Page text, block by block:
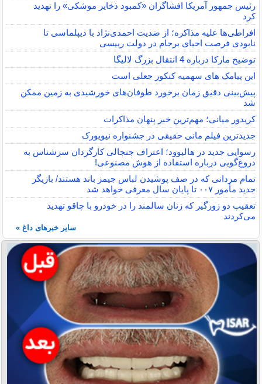
رئیس جمهور آمریکا افشاگران «کمبود ذخایر موشکی» را تهدید
کرد
افراطی‌ها علیه مذاکره؛ از ضدیت احمدی‌نژاد با دیپلماسی تا
نابودی فرصت احیای برجام در دولت رییسی
توضیح مارکا درباره 4 انتقال بزرگ لالیگا
این پیامک های سهمیه کنکور جعلی است
پیش‌بینی دقیق زمان برخورد طوفان‌های خورشیدی به زمین ممکن
شد
کریدور میانی؛ مهم‌ترین خبر پنهان مذاکرات
جدیدترین فیلم مانی حقیقی در جشنواره نیویورک
رسوایی جدید در هالیوود؛ اعتراف جنجالی کارگردان سرشناس به
دروغ‌گویی درباره استفاده از هوش مصنوعی!
تمام مردانی که در صف پوشیدن لباس جیمز باند هستند/ بازیگر
جدید مأمور ۰۰۷ تا پایان سال معرفی خواهد شد
تعقیب دو زورگیر که زنان سالمند را در خودرو با چاقو تهدید
می‌کردند
سایر خبرهای داغ »